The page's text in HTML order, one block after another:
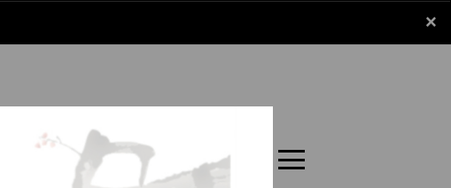
×
Panier Carte
x